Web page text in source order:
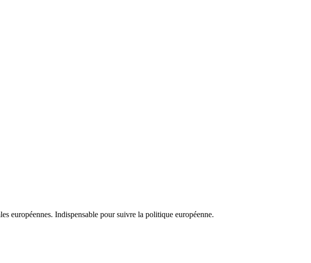
européennes. Indispensable pour suivre la politique européenne.